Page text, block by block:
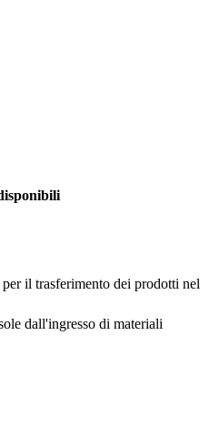
il trasferimento dei prodotti nel
dall'ingresso di materiali